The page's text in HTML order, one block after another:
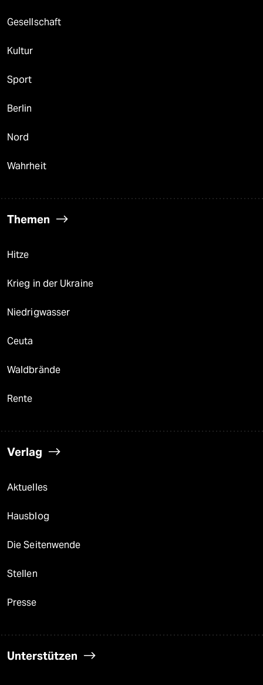
Gesellschaft
Kultur
Sport
Berlin
Nord
Wahrheit
Themen
Hitze
Krieg in der Ukraine
Niedrigwasser
Ceuta
Waldbrände
Rente
Verlag
Aktuelles
Hausblog
Die Seitenwende
Stellen
Presse
Unterstützen